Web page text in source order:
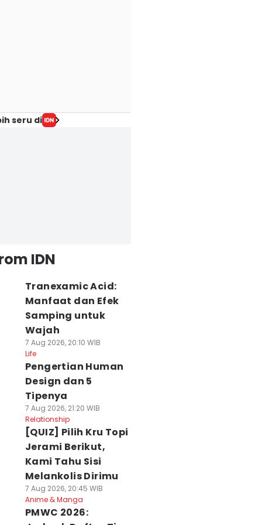
seru di
IDN
Tranexamic Acid:
Manfaat dan Efek
Samping untuk
Wajah
7 Aug 2026, 20:10 WIB
Life
Pengertian Human
Design dan 5
Tipenya
7 Aug 2026, 21:20 WIB
Relationship
[QUIZ] Pilih Kru Topi
Jerami Berikut,
Kami Tahu Sisi
Melankolis Dirimu
7 Aug 2026, 20:45 WIB
Anime & Manga
PMWC 2026: